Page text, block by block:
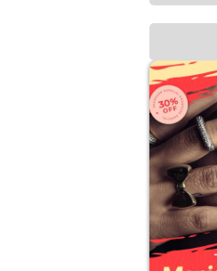
Sale!